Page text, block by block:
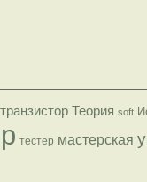
транзистор Теория soft
тестер мастерская